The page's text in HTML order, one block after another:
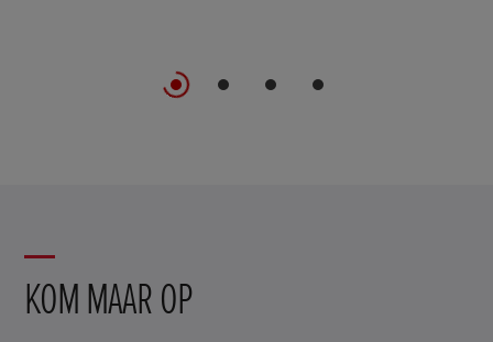
KOM MAAR OP